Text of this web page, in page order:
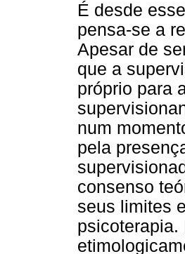
É desde
pensa-se a
Apesar de
que a
próprio para
num
pela
consenso
seus limites
psicoterapia.